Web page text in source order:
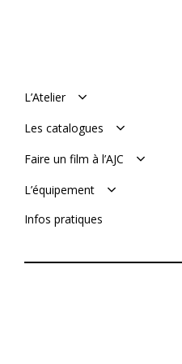
L’Atelier
Manifeste
Histoire : de 1977 à aujourd’hui
L’équipe
Mémoires de l’AJC
Les catalogues
Le catalogue en ligne
Le catalogue vimeo
Faire un film à l’AJC
Soumettre un projet
L’équipement
De tournage
De post-production
Infos pratiques